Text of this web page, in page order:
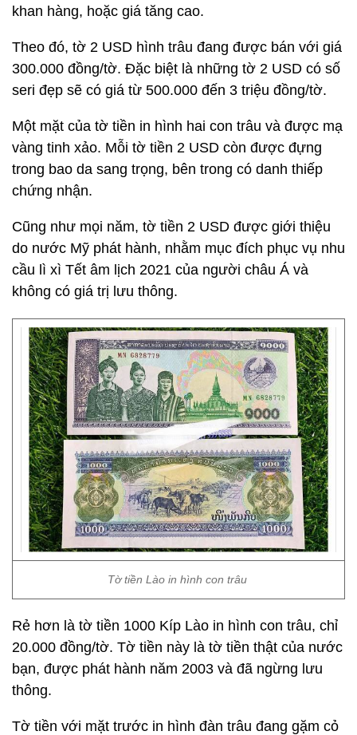
khan hàng, hoặc giá tăng cao.
Theo đó, tờ 2 USD hình trâu đang được bán với giá
300.000 đồng/tờ. Đặc biệt là những tờ 2 USD có số
seri đẹp sẽ có giá từ 500.000 đến 3 triệu đồng/tờ.
Một mặt của tờ tiền in hình hai con trâu và được mạ
vàng tinh xảo. Mỗi tờ tiền 2 USD còn được đựng
trong bao da sang trọng, bên trong có danh thiếp
chứng nhận.
Cũng như mọi năm, tờ tiền 2 USD được giới thiệu
do nước Mỹ phát hành, nhằm mục đích phục vụ nhu
cầu lì xì Tết âm lịch 2021 của người châu Á và
không có giá trị lưu thông.
Tờ tiền Lào in hình con trâu
Rẻ hơn là tờ tiền 1000 Kíp Lào in hình con trâu, chỉ
20.000 đồng/tờ. Tờ tiền này là tờ tiền thật của nước
bạn, được phát hành năm 2003 và đã ngừng lưu
thông.
Tờ tiền với mặt trước in hình đàn trâu đang gặm cỏ